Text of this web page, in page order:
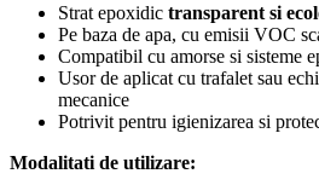
Strat epoxidic transparent si
Pe baza de apa, cu emisii VOC
Compatibil cu amorse si sisteme
Usor de aplicat cu trafalet sau
mecanice
Potrivit pentru igienizarea si
Modalitati de utilizare: